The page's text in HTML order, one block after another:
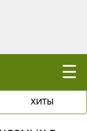
☰
ХИТЫ